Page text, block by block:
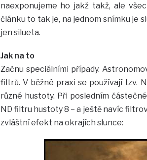
naexponujeme ho jakž takž, ale
článku to tak je, na jednom snímku je
jen silueta.
Jak na to
Začnu speciálními případy.
filtrů. V běžné praxi se používají tzv.
různé hustoty. Při posledním
ND filtru hustoty 8 – a ještě navíc
zvláštní efekt na okrajích slunce: